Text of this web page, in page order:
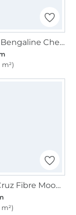
Stretch Bengaline Check Fibre Mood, creme
m²)
Scuba Cruz Fibre Mood, dunkelblau
m²)